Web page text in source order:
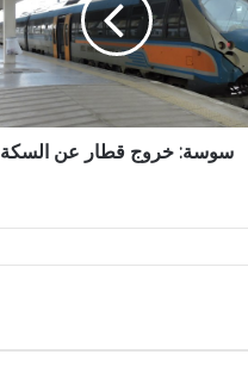
سوسة: خروج قطار عن السكة